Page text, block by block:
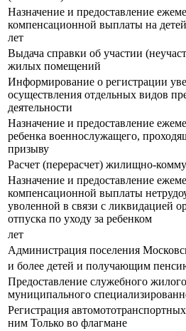
Назначение и предоставление
компенсационной выплаты на детей
лет
Выдача справки об участии
жилых помещений
Информирование о регистрации
осуществления отдельных видов
деятельности
Назначение и предоставление
ребенка военнослужащего,
призыву
Расчет (перерасчет) жилищно-
Назначение и предоставление
компенсационной выплаты
уволенной в связи с ликвидацией
отпуска по уходу за ребенком
лет
Администрация поселения
и более детей и получающим
Предоставление служебного
муниципального
Регистрация
ним Только во флагмане